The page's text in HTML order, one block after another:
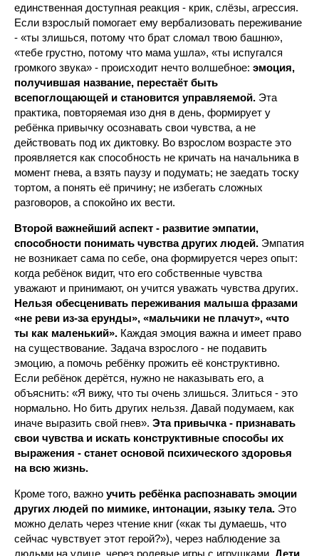
единственная доступная реакция - крик, слёзы, агрессия.
Если взрослый помогает ему вербализовать переживание
- «ты злишься, потому что брат сломал твою башню»,
«тебе грустно, потому что мама ушла», «ты испугался
громкого звука» - происходит нечто волшебное: эмоция,
получившая название, перестаёт быть
всепоглощающей и становится управляемой. Эта
практика, повторяемая изо дня в день, формирует у
ребёнка привычку осознавать свои чувства, а не
действовать под их диктовку. Во взрослом возрасте это
проявляется как способность не кричать на начальника в
момент гнева, а взять паузу и подумать; не заедать тоску
тортом, а понять её причину; не избегать сложных
разговоров, а спокойно их вести.
Второй важнейший аспект - развитие эмпатии,
способности понимать чувства других людей. Эмпатия
не возникает сама по себе, она формируется через опыт:
когда ребёнок видит, что его собственные чувства
уважают и принимают, он учится уважать чувства других.
Нельзя обесценивать переживания малыша фразами
«не реви из-за ерунды», «мальчики не плачут», «что
ты как маленький». Каждая эмоция важна и имеет право
на существование. Задача взрослого - не подавить
эмоцию, а помочь ребёнку прожить её конструктивно.
Если ребёнок дерётся, нужно не наказывать его, а
объяснить: «Я вижу, что ты очень злишься. Злиться - это
нормально. Но бить других нельзя. Давай подумаем, как
иначе выразить свой гнев». Эта привычка - признавать
свои чувства и искать конструктивные способы их
выражения - станет основой психического здоровья
на всю жизнь.
Кроме того, важно учить ребёнка распознавать эмоции
других людей по мимике, интонации, языку тела. Это
можно делать через чтение книг («как ты думаешь, что
сейчас чувствует этот герой?»), через наблюдение за